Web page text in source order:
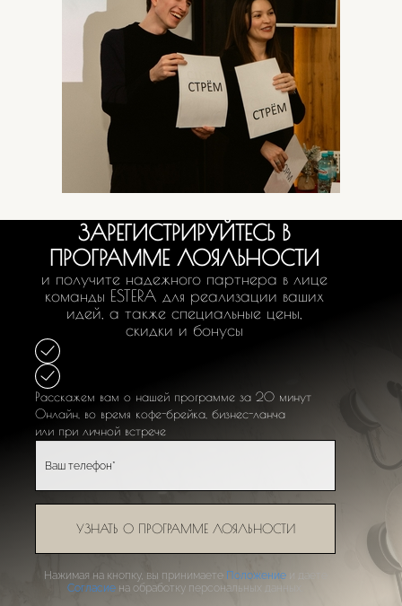
ЗАРЕГИСТРИРУЙТЕСЬ В
ПРОГРАММЕ ЛОЯЛЬНОСТИ
и получите надежного партнера в лице
команды ESTERA для реализации ваших
идей, а также специальные цены,
скидки и бонусы
Расскажем вам о нашей программе за 20 минут
Онлайн, во время кофе-брейка, бизнес-ланча
или при личной встрече
УЗНАТЬ О ПРОГРАММЕ ЛОЯЛЬНОСТИ
Нажимая на кнопку, вы принимаете Положениеи даете
Согласие на обработку персональных данных.